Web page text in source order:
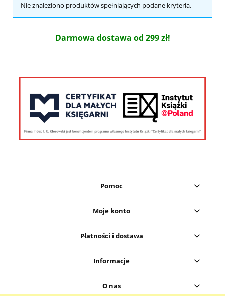
Nie znaleziono produktów spełniających podane kryteria.
Darmowa dostawa od 299 zł!
Pomoc
Moje konto
Płatności i dostawa
Informacje
O nas